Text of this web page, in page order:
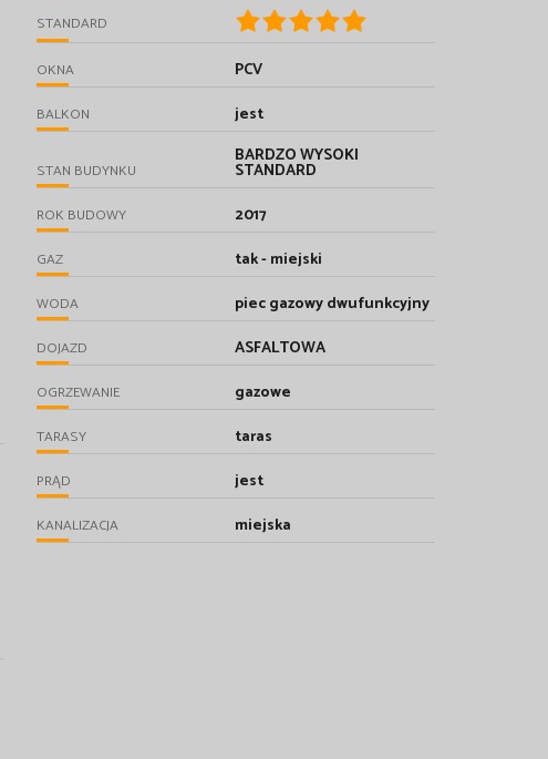
STANDARD
OKNA PCV
BALKON jest
STAN BUDYNKU
BARDZO WYSOKI
STANDARD
ROK BUDOWY 2017
GAZ tak - miejski
WODA piec gazowy dwufunkcyjny
DOJAZD ASFALTOWA
OGRZEWANIE gazowe
TARASY taras
PRĄD jest
KANALIZACJA miejska